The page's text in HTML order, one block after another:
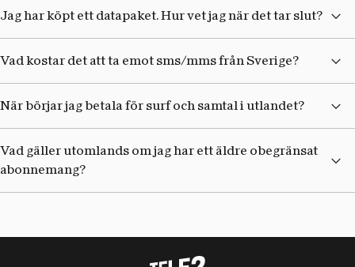
Jag har köpt ett datapaket. Hur vet jag när det tar slut?
Vad kostar det att ta emot sms/mms från Sverige?
När börjar jag betala för surf och samtal i utlandet?
Vad gäller utomlands om jag har ett äldre obegränsat
abonnemang?